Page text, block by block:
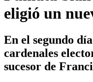
eligió un
En el segundo
cardenales
sucesor de